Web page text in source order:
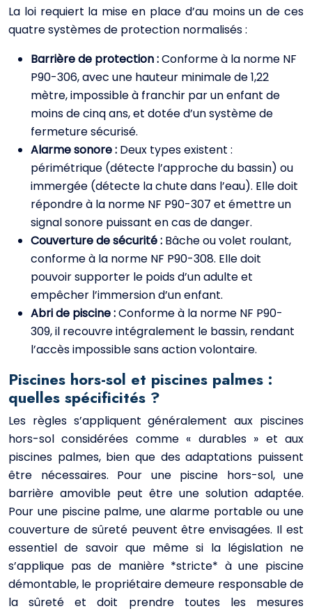
La loi requiert la mise en place d’au moins un de ces
quatre systèmes de protection normalisés :
Barrière de protection :Conforme à la norme NF
P90-306, avec une hauteur minimale de 1,22
mètre, impossible à franchir par un enfant de
moins de cinq ans, et dotée d’un système de
fermeture sécurisé.
Alarme sonore : Deux types existent :
périmétrique (détecte l’approche du bassin) ou
immergée (détecte la chute dans l’eau). Elle doit
répondre à la norme NF P90-307 et émettre un
signal sonore puissant en cas de danger.
Couverture de sécurité : Bâche ou volet roulant,
conforme à la norme NF P90-308. Elle doit
pouvoir supporter le poids d’un adulte et
empêcher l’immersion d’un enfant.
Abri de piscine :Conforme à la norme NF P90-
309, il recouvre intégralement le bassin, rendant
l’accès impossible sans action volontaire.
Piscines hors-sol et piscines palmes :
quelles spécificités ?
Les règles s’appliquent généralement aux piscines
hors-sol considérées comme « durables » et aux
piscines palmes, bien que des adaptations puissent
être nécessaires. Pour une piscine hors-sol, une
barrière amovible peut être une solution adaptée.
Pour une piscine palme, une alarme portable ou une
couverture de sûreté peuvent être envisagées. Il est
essentiel de savoir que même si la législation ne
s’applique pas de manière *stricte* à une piscine
démontable, le propriétaire demeure responsable de
la sûreté et doit prendre toutes les mesures